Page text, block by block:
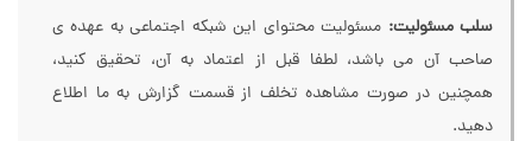
سلب مسئولیت: مسئولیت محتوای این شبکه اجتماعی به عهده ی
صاحب آن می باشد، لطفا قبل از اعتماد به آن، تحقیق کنید،
همچنین در صورت مشاهده تخلف از قسمت گزارش به ما اطلاع
دهید.